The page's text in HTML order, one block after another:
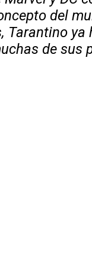
del
Tarantino ya
de sus